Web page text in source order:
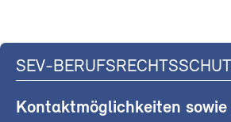
SEV-
Kontaktmöglichkeiten